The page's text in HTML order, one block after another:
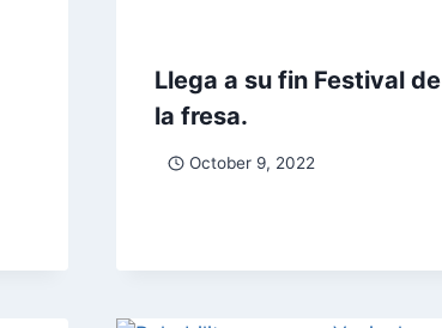
Llega a su fin Festival de
la fresa.
October 9, 2022